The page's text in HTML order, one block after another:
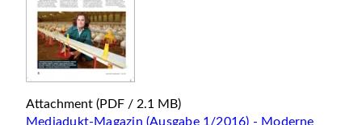
Attachment (PDF / 2.1 MB)
Mediadukt-Magazin (Ausgabe 1/2016) - Moderne